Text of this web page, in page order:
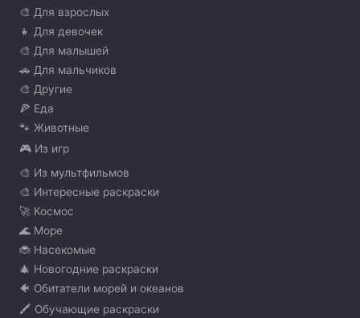
🎨 Для взрослых
👧 Для девочек
🎨 Для малышей
🚗 Для мальчиков
🎨 Другие
🍕 Еда
🐾 Животные
🎮 Из игр
🎨 Из мультфильмов
🎨 Интересные раскраски
🚀 Космос
🌊 Море
🐞 Насекомые
🎄 Новогодние раскраски
🐠 Обитатели морей и океанов
🖍️ Обучающие раскраски